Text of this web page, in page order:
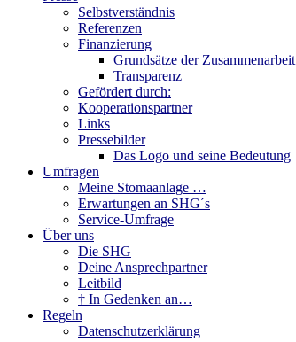
Selbstverständnis
Referenzen
Finanzierung
Grundsätze der Zusammenarbeit
Transparenz
Gefördert durch:
Kooperationspartner
Links
Pressebilder
Das Logo und seine Bedeutung
Umfragen
Meine Stomaanlage …
Erwartungen an SHG´s
Service-Umfrage
Über uns
Die SHG
Deine Ansprechpartner
Leitbild
† In Gedenken an…
Regeln
Datenschutzerklärung